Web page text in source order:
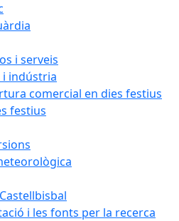
i serveis
i indústria
comercial en dies festius
festius
i les fonts per la recerca